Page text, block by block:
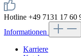
Hotline +49 7131 17 60
Informationen
Karriere